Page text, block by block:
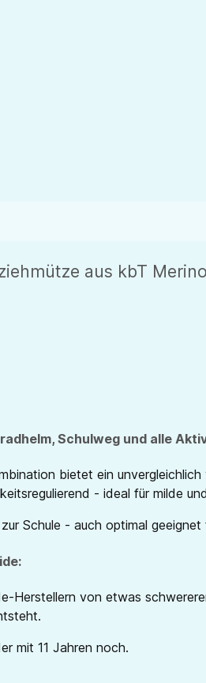
aus kbT
Schulweg und alle
bietet ein
- ideal für milde
Schule - auch optimal geeignet
Herstellern von etwas
mit 11 Jahren noch.